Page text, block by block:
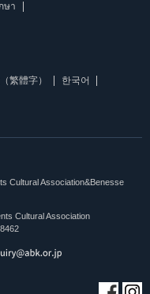
ษา
繁體字）
한국어
Cultural Association&Benesse
Cultural Association